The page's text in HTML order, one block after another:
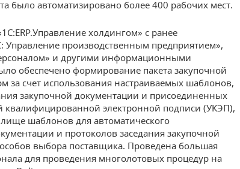
было автоматизировано более 400 рабочих мест.
холдингом» с ранее
производственным предприятием»,
и другими информационными
обеспечено формирование пакета закупочной
за счет использования настраиваемых шаблонов,
закупочной документации и присоединенных
электронной подписи (УКЭП),
шаблонов для автоматического
и протоколов заседания закупочной
выбора поставщика. Проведена большая
для проведения многолотовых процедур на